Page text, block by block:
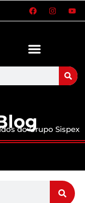
do Grupo Sispex